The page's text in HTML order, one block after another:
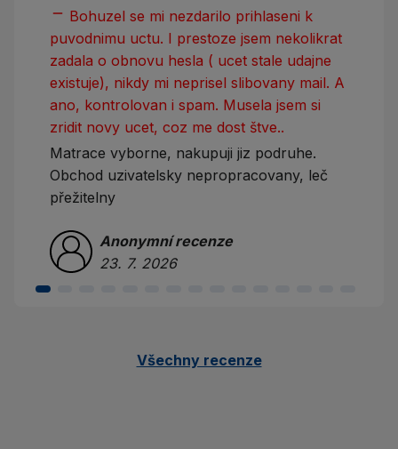
remove Bohuzel se mi nezdarilo prihlaseni k
puvodnimu uctu. I prestoze jsem nekolikrat
zadala o obnovu hesla ( ucet stale udajne
existuje), nikdy mi neprisel slibovany mail. A
ano, kontrolovan i spam. Musela jsem si
zridit novy ucet, coz me dost štve..
Matrace vyborne, nakupuji jiz podruhe.
Obchod uzivatelsky nepropracovany, leč
přežitelny
Anonymní recenze
23. 7. 2026
Všechny recenze